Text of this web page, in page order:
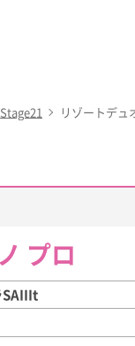
Stage21 リゾートデュ
プロ
SAIIIt